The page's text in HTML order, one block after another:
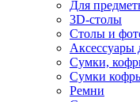
Для
3D-столы
Столы и
Аксессуары
Сумки,
Сумки
Ремни